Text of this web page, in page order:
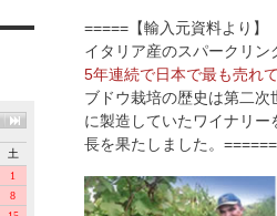
=====【輸入元資料より】
イタリア産のスパークリン
5年連続で日本で最も売れ
ブドウ栽培の歴史は第二
に製造していたワイナリ
長を果たしました。======